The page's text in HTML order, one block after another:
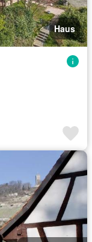
Haus